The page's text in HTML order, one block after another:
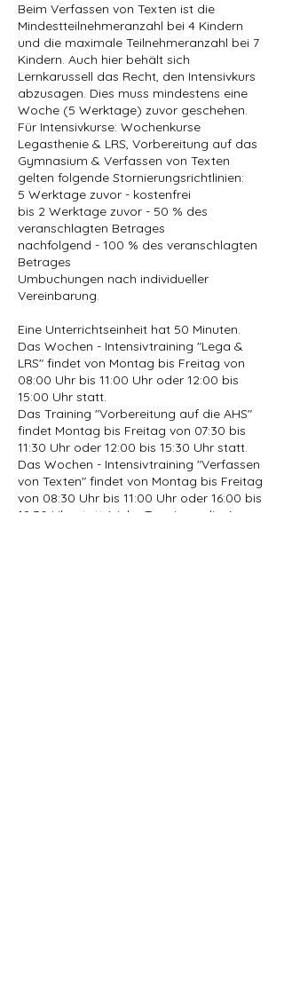
Beim Verfassen von Texten ist die
Mindestteilnehmeranzahl bei 4 Kindern
und die maximale Teilnehmeranzahl bei 7
Kindern. Auch hier behält sich
Lernkarussell das Recht, den Intensivkurs
abzusagen. Dies muss mindestens eine
Woche (5 Werktage) zuvor geschehen.
Für Intensivkurse: Wochenkurse
Legasthenie & LRS, Vorbereitung auf das
Gymnasium & Verfassen von Texten
gelten folgende Stornierungsrichtlinien:
5 Werktage zuvor - kostenfrei
bis 2 Werktage zuvor - 50 % des
veranschlagten Betrages
nachfolgend - 100 % des veranschlagten
Betrages
Umbuchungen nach individueller
Vereinbarung.
Eine Unterrichtseinheit hat 50 Minuten.
Das Wochen - Intensivtraining "Lega &
LRS" findet von Montag bis Freitag von
08:00 Uhr bis 11:00 Uhr oder 12:00 bis
15:00 Uhr statt.
Das Training "Vorbereitung auf die AHS"
findet Montag bis Freitag von 07:30 bis
11:30 Uhr oder 12:00 bis 15:30 Uhr statt.
Das Wochen - Intensivtraining "Verfassen
von Texten" findet von Montag bis Freitag
von 08:30 Uhr bis 11:00 Uhr oder 16:00 bis
18:30 Uhr statt.(siehe Termine online)